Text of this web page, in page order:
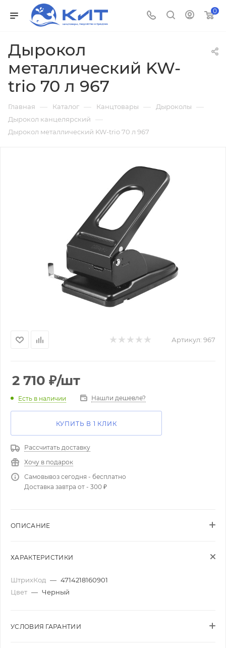
0
Дырокол
металлический KW-
trio 70 л 967
Главная — Каталог — Канцтовары — Дыроколы —
Дырокол канцелярский —
Дырокол металлический KW-trio 70 л 967
Артикул: 967
2 710 ₽/шт
Есть в наличии Нашли дешевле?
КУПИТЬ В 1 КЛИК
Рассчитать доставку
Хочу в подарок
Самовывоз сегодня - бесплатно
Доставка завтра от - 300 ₽
ОПИСАНИЕ
ХАРАКТЕРИСТИКИ
ШтрихКод — 4714218160901
Цвет — Черный
УСЛОВИЯ ГАРАНТИИ